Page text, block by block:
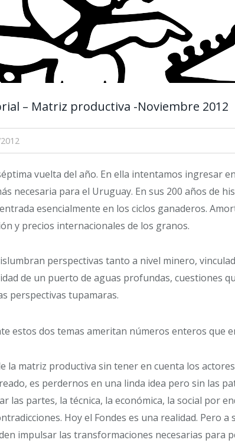
– Matriz productiva -Noviembre 2012
vuelta del año. En ella intentamos ingresar
necesaria para el Uruguay. En sus 200 años de
esencialmente en los ciclos ganaderos.
y precios internacionales de los granos.
perspectivas tanto a nivel minero,
de un puerto de aguas profundas, cuestiones
perspectivas tupamaras.
estos dos temas ameritan números enteros que
la matriz productiva sin tener en cuenta los
es perdernos en una linda idea pero sin las
las partes, la técnica, la económica, la social por
Hoy el Fondes es una realidad. Pero
impulsar las transformaciones necesarias para